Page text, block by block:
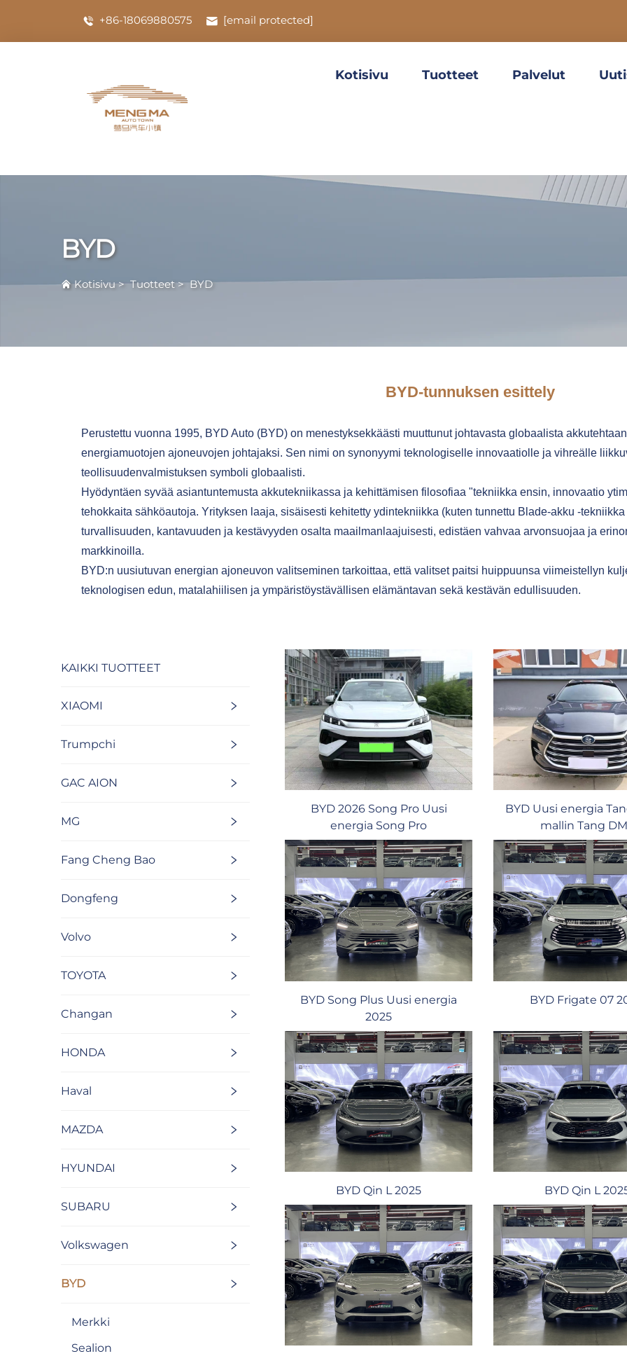
+86-18069880575 [email protected]
Kotisivu Tuotteet Palvelut
BYD
Kotisivu>Tuotteet>BYD
BYD-tunnuksen esittely
Perustettu vuonna 1995, BYD Auto (BYD) on menestyksekkäästi muuttunut johtavasta globaalista
energiamuotojen ajoneuvojen johtajaksi. Sen nimi on synonyymi teknologiselle innovaatiolle ja vihreälle
teollisuudenvalmistuksen symboli globaalisti.
Hyödyntäen syvää asiantuntemusta akkutekniikassa ja kehittämisen filosofiaa "tekniikka ensin, innovaatio
tehokkaita sähköautoja. Yrityksen laaja, sisäisesti kehitetty ydintekniikka (kuten tunnettu Blade-akku -
turvallisuuden, kantavuuden ja kestävyyden osalta maailmanlaajuisesti, edistäen vahvaa arvonsuojaa ja
markkinoilla.
BYD:n uusiutuvan energian ajoneuvon valitseminen tarkoittaa, että valitset paitsi huippuunsa viimeistellyn
teknologisen edun, matalahiilisen ja ympäristöystävällisen elämäntavan sekä kestävän edullisuuden.
KAIKKI TUOTTEET
XIAOMI
Trumpchi
GAC AION
MG
Fang Cheng Bao
Dongfeng
Volvo
TOYOTA
Changan
HONDA
Haval
MAZDA
HYUNDAI
SUBARU
Volkswagen
BYD
Merkki
Sealion
BYD 2026 Song Pro Uusi
energia Song Pro
BYD Uusi energia
mallin Tang
BYD Song Plus Uusi energia
2025
BYD Frigate 07
BYD Qin L 2025 BYD Qin L